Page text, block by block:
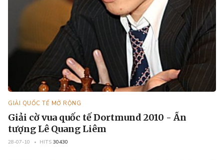
GIẢI QUỐC TẾ MỞ RỘNG
Giải cờ vua quốc tế Dortmund 2010 - Ấn
tượng Lê Quang Liêm
28-07-10 HITS 30430